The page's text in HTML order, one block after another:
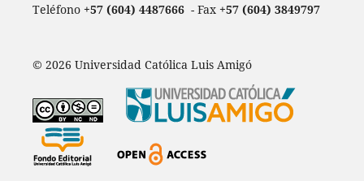
Teléfono +57 (604) 4487666- Fax +57 (604) 3849797
© 2026 Universidad Católica Luis Amigó